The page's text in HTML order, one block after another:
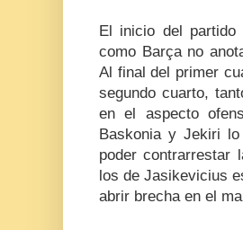
El inicio del
como Barça no
Al final del primer
segundo cuarto,
en el aspecto
Baskonia y Jekiri
poder contrarrestar
los de Jasikevicius
abrir brecha en el